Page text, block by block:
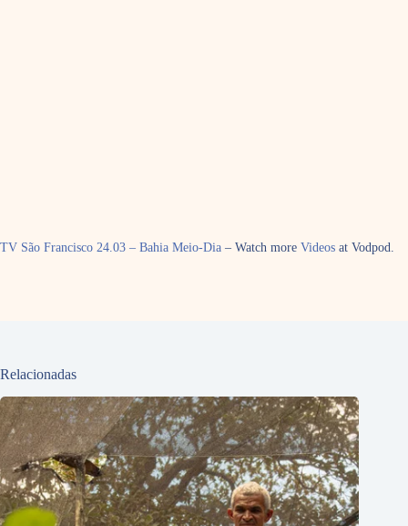
TV São Francisco 24.03 – Bahia Meio-Dia – Watch more Videos at Vodpod.
Relacionadas